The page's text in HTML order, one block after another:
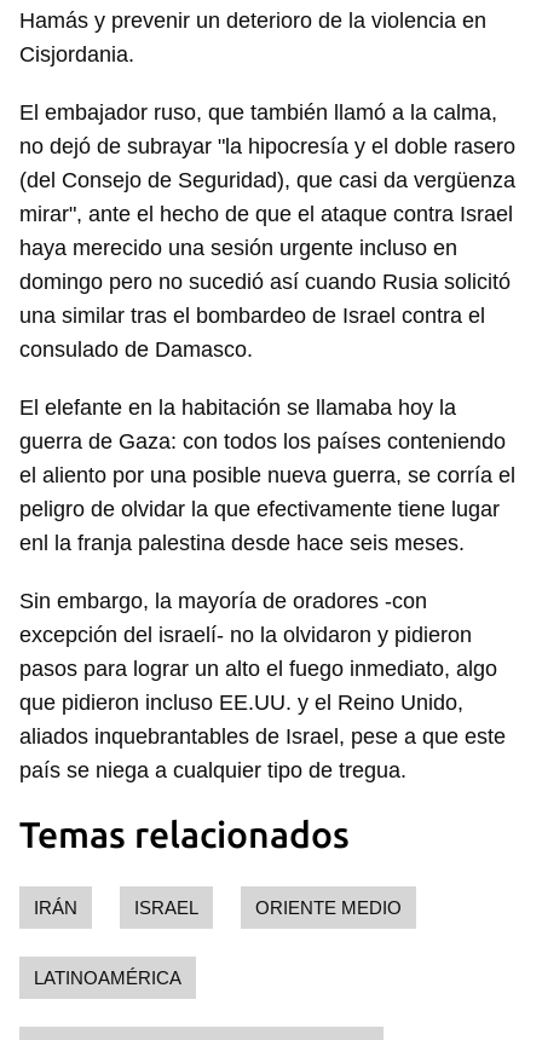
Hamás y prevenir un deterioro de la violencia en
Cisjordania.
El embajador ruso, que también llamó a la calma,
no dejó de subrayar "la hipocresía y el doble rasero
(del Consejo de Seguridad), que casi da vergüenza
mirar", ante el hecho de que el ataque contra Israel
haya merecido una sesión urgente incluso en
domingo pero no sucedió así cuando Rusia solicitó
una similar tras el bombardeo de Israel contra el
consulado de Damasco.
El elefante en la habitación se llamaba hoy la
guerra de Gaza: con todos los países conteniendo
el aliento por una posible nueva guerra, se corría el
peligro de olvidar la que efectivamente tiene lugar
enl la franja palestina desde hace seis meses.
Sin embargo, la mayoría de oradores -con
excepción del israelí- no la olvidaron y pidieron
pasos para lograr un alto el fuego inmediato, algo
que pidieron incluso EE.UU. y el Reino Unido,
aliados inquebrantables de Israel, pese a que este
país se niega a cualquier tipo de tregua.
Temas relacionados
IRÁN ISRAEL ORIENTE MEDIO
LATINOAMÉRICA